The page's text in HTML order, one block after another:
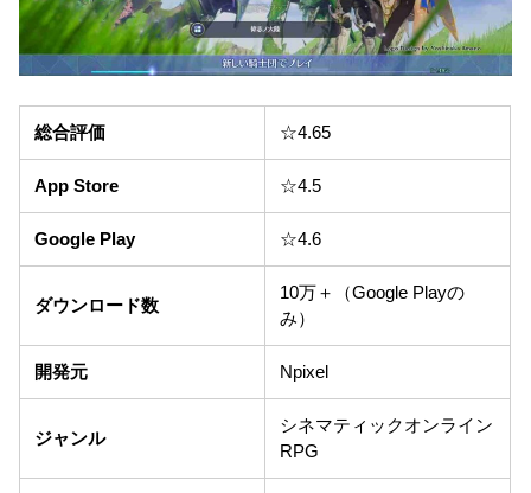
総合評価 ☆4.65
App Store ☆4.5
Google Play ☆4.6
ダウンロード数
10万＋（Google Playの
み）
開発元 Npixel
ジャンル
シネマティックオンライン
RPG